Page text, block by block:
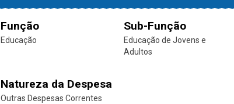
Função
Educação
Sub-Função
Educação de Jovens e
Adultos
Natureza da Despesa
Outras Despesas Correntes